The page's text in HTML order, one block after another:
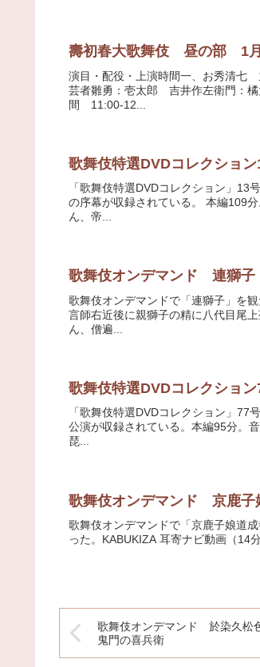
壽初春大歌舞伎 昼の部 1
演目・配役・上演時間一、お秀清
芸者雛勇：壱太郎 吉井作左衛門：
間 11:00-12...
歌舞伎特選DVDコレクショ
「歌舞伎特選DVDコレクション」
の序幕が収録されている。 本編109
ん、帝...
歌舞伎オンデマンド 連獅
歌舞伎オンデマンドで「連獅子」を
言師右近後に親獅子の精に八代目尾
ん、僧遍...
歌舞伎特選DVDコレクショ
「歌舞伎特選DVDコレクション」
公演が収録されている。本編95分。
琵...
歌舞伎オンデマンド 京鹿子
歌舞伎オンデマンドで「京鹿子娘道
った。KABUKIZA 耳寄ナビ動画（14
歌舞伎オンデマンド 於染久
鬼門の喜兵衛